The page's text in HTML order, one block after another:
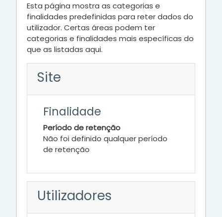
Esta página mostra as categorias e
finalidades predefinidas para reter dados do
utilizador. Certas áreas podem ter
categorias e finalidades mais específicas do
que as listadas aqui.
Site
Finalidade
Período de retenção
Não foi definido qualquer período
de retenção
Utilizadores